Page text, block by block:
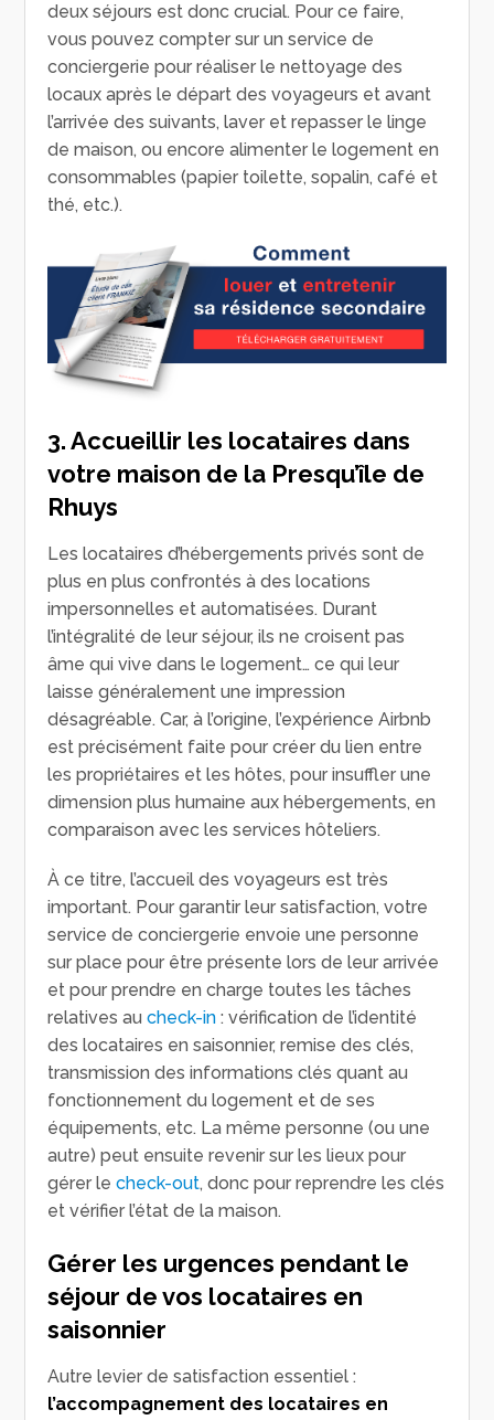
deux séjours est donc crucial. Pour ce faire,
vous pouvez compter sur un service de
conciergerie pour réaliser le nettoyage des
locaux après le départ des voyageurs et avant
l’arrivée des suivants, laver et repasser le linge
de maison, ou encore alimenter le logement en
consommables (papier toilette, sopalin, café et
thé, etc.).
3. Accueillir les locataires dans
votre maison de la Presqu’île de
Rhuys
Les locataires d’hébergements privés sont de
plus en plus confrontés à des locations
impersonnelles et automatisées. Durant
l’intégralité de leur séjour, ils ne croisent pas
âme qui vive dans le logement… ce qui leur
laisse généralement une impression
désagréable. Car, à l’origine, l’expérience Airbnb
est précisément faite pour créer du lien entre
les propriétaires et les hôtes, pour insuffler une
dimension plus humaine aux hébergements, en
comparaison avec les services hôteliers.
À ce titre, l’accueil des voyageurs est très
important. Pour garantir leur satisfaction, votre
service de conciergerie envoie une personne
sur place pour être présente lors de leur arrivée
et pour prendre en charge toutes les tâches
relatives aucheck-in : vérification de l’identité
des locataires en saisonnier, remise des clés,
transmission des informations clés quant au
fonctionnement du logement et de ses
équipements, etc. La même personne (ou une
autre) peut ensuite revenir sur les lieux pour
gérer lecheck-out, donc pour reprendre les clés
et vérifier l’état de la maison.
Gérer les urgences pendant le
séjour de vos locataires en
saisonnier
Autre levier de satisfaction essentiel :
l’accompagnement des locataires en